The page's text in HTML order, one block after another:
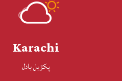
Karachi
پکڙيل بادل